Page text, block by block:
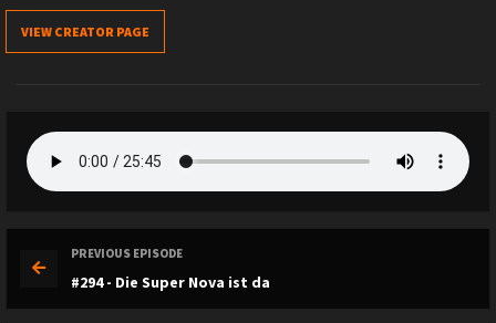
VIEW CREATOR PAGE
PREVIOUS EPISODE
#294 - Die Super Nova ist da